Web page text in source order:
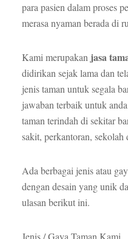
para pasien dalam proses
merasa nyaman berada di
Kami merupakanjasa
didirikan sejak lama dan
jenis taman untuk segala
jawaban terbaik untuk
taman terindah di sekitar
sakit, perkantoran, sekolah
Ada berbagai jenis atau
dengan desain yang unik
ulasan berikut ini.
Jenis / Gaya Taman Kami